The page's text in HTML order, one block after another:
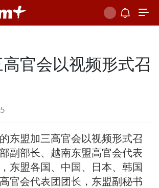
官会以视频形式召
东盟加三高官会以视频形式召
副部长、越南东盟高官会代表
东盟各国、中国、日本、韩国
官会代表团团长，东盟副秘书